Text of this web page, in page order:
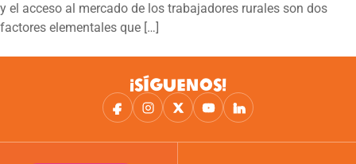
y el acceso al mercado de los trabajadores rurales son dos
factores elementales que […]
¡SÍGUENOS!